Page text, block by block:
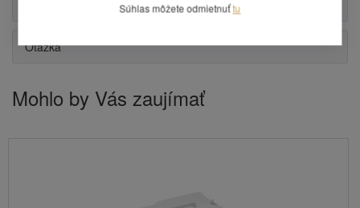
Otázka
Mohlo by Vás zaujímať
Súhlas môžete odmietnuťtu